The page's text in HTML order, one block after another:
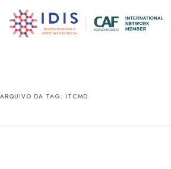
para
para
ARQUIVO DA TAG: ITCMD